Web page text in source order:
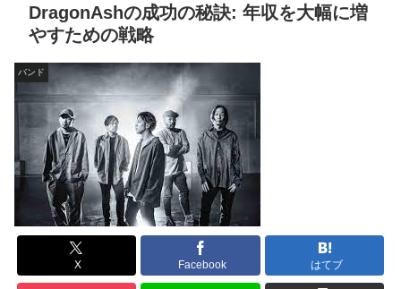
DragonAshの成功の秘訣: 年収を大幅に増
やすための戦略
バンド
X Facebook はてブ